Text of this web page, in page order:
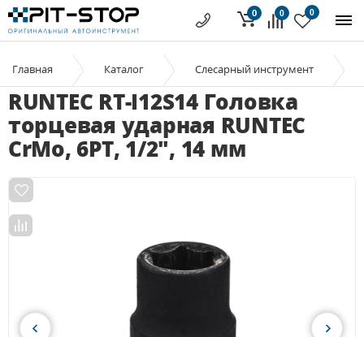
0 0
0
Главная Каталог Слесарный инструмент
RUNTEC RT-I12S14 Головка
торцевая ударная RUNTEC
CrMo, 6PT, 1/2", 14 мм